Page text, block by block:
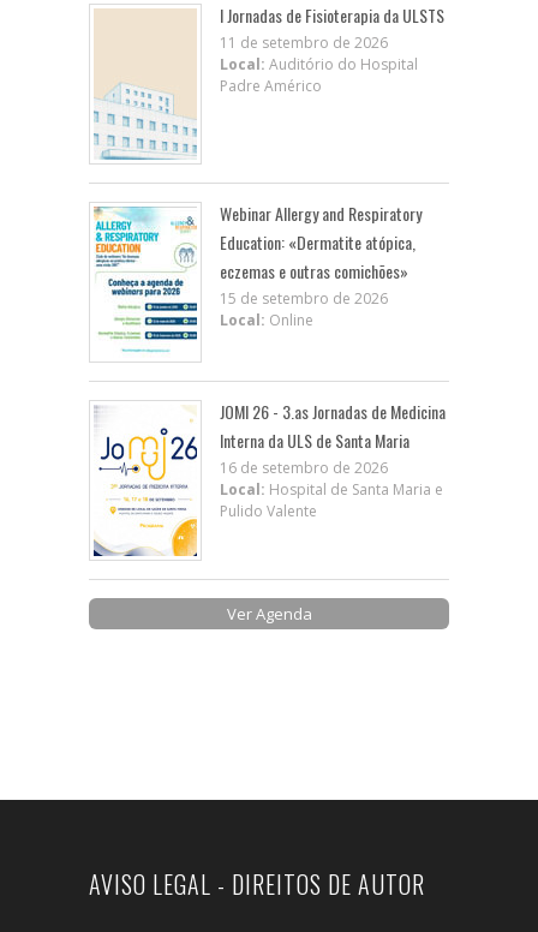
I Jornadas de Fisioterapia da ULSTS
11 de setembro de 2026
Local: Auditório do Hospital
Padre Américo
Webinar Allergy and Respiratory
Education: «Dermatite atópica,
eczemas e outras comichões»
15 de setembro de 2026
Local: Online
JOMI 26 - 3.as Jornadas de Medicina
Interna da ULS de Santa Maria
16 de setembro de 2026
Local: Hospital de Santa Maria e
Pulido Valente
Ver Agenda
AVISO LEGAL - DIREITOS DE AUTOR